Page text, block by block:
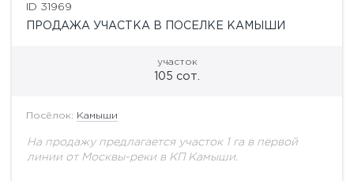
ID 31969
ПРОДАЖА УЧАСТКА В ПОСЕЛКЕ КАМЫШИ
участок
105 сот.
Посёлок: Камыши
На продажу предлагается участок 1 га в первой
линии от Москвы-реки в КП Камыши.